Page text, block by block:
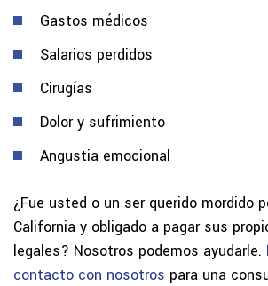
Gastos médicos
Salarios perdidos
Cirugías
Dolor y sufrimiento
Angustia emocional
¿Fue usted o un ser querido mordido
California y obligado a pagar sus
legales? Nosotros podemos ayudarle.
contacto con nosotros para una